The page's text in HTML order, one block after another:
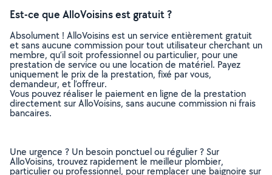
Est-ce que AlloVoisins est gratuit ?
Absolument ! AlloVoisins est un service entièrement gratuit
et sans aucune commission pour tout utilisateur cherchant un
membre, qu’il soit professionnel ou particulier, pour une
prestation de service ou une location de matériel. Payez
uniquement le prix de la prestation, fixé par vous,
demandeur, et l’offreur.
Vous pouvez réaliser le paiement en ligne de la prestation
directement sur AlloVoisins, sans aucune commission ni frais
bancaires.
Une urgence ? Un besoin ponctuel ou régulier ? Sur
AlloVoisins, trouvez rapidement le meilleur plombier,
particulier ou professionnel, pour remplacer une baignoire sur